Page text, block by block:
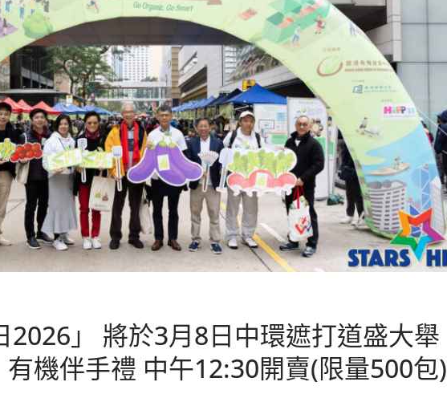
2026」 將於3月8日中環遮打道盛大舉
機伴手禮 中午12:30開賣(限量500包)